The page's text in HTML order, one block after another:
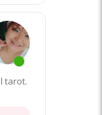
tarot.